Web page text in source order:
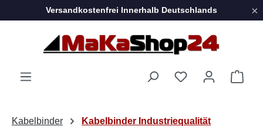
Zum Hauptinhalt springen
Versandkostenfrei Innerhalb Deutschlands ×
Kabelbinder Kabelbinder Industriequalität